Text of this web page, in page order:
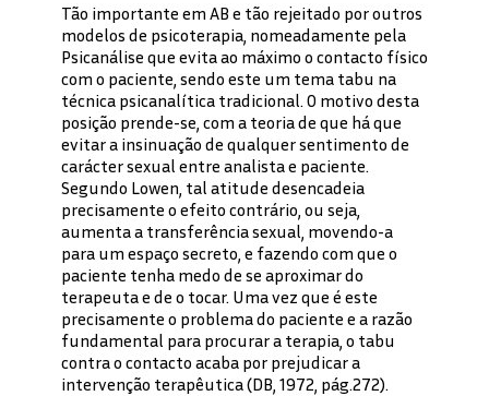
Tão importante em AB e tão rejeitado por outros
modelos de psicoterapia, nomeadamente pela
Psicanálise que evita ao máximo o contacto físico
com o paciente, sendo este um tema tabu na
técnica psicanalítica tradicional. O motivo desta
posição prende-se, com a teoria de que há que
evitar a insinuação de qualquer sentimento de
carácter sexual entre analista e paciente.
Segundo Lowen, tal atitude desencadeia
precisamente o efeito contrário, ou seja,
aumenta a transferência sexual, movendo-a
para um espaço secreto, e fazendo com que o
paciente tenha medo de se aproximar do
terapeuta e de o tocar. Uma vez que é este
precisamente o problema do paciente e a razão
fundamental para procurar a terapia, o tabu
contra o contacto acaba por prejudicar a
intervenção terapêutica (DB, 1972, pág.272).